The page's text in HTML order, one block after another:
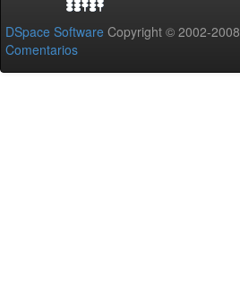
DSpace Software Copyright © 2002-2008
Comentarios